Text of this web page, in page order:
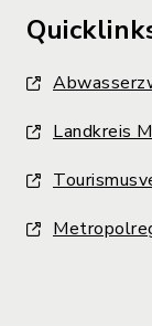
Landkreis